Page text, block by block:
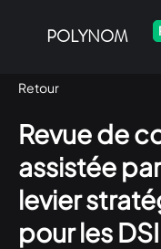
POLYNOM
Retour
Revue de
assistée
levier
pour les DSI